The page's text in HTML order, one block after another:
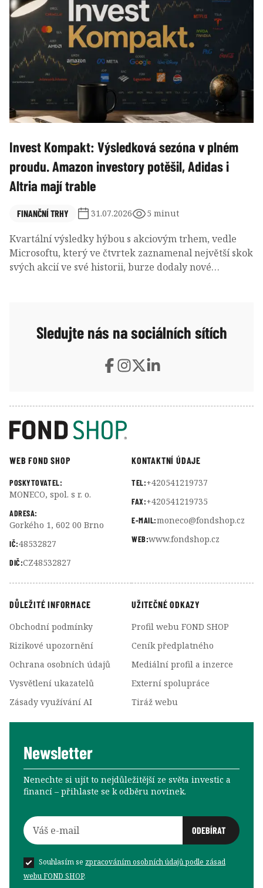
poslední roky.
Invest Kompakt: Výsledková sezóna v plném
proudu. Amazon investory potěšil, Adidas i
Altria mají trable
FINANČNÍ TRHY 31.07.2026 5 minut
Kvartální výsledky hýbou s akciovým trhem, vedle
Microsoftu, který ve čtvrtek zaznamenal největší skok
svých akcií ve své historii, burze dodaly nové
Sledujte nás na sociálních sítích
WEB FOND SHOP
POSKYTOVATEL:
MONECO, spol. s r. o.
ADRESA:
Gorkého 1, 602 00 Brno
IČ:48532827
DIČ:CZ48532827
KONTAKTNÍ ÚDAJE
TEL:+420541219737
FAX:+420541219735
E-MAIL:moneco@fondshop.cz
WEB:www.fondshop.cz
DŮLEŽITÉ INFORMACE
Obchodní podmínky
Rizikové upozornění
Ochrana osobních údajů
Vysvětlení ukazatelů
Zásady využívání AI
UŽITEČNÉ ODKAZY
Profil webu FOND SHOP
Ceník předplatného
Mediální profil a inzerce
Externí spolupráce
Tiráž webu
Newsletter
Nenechte si ujít to nejdůležitější ze světa investic a
financí –⁠⁠⁠⁠⁠⁠ přihlaste se k odběru novinek.
Souhlasím se zpracováním osobních údajů podle zásad
webu FOND SHOP.